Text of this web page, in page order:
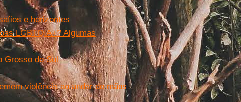
e horizontes
LGBTQIA+? Algumas
Grosso do Sul
violência ao andar de mãos